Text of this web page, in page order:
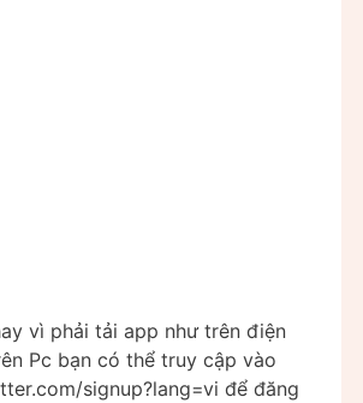
vì phải tải app như trên điện
Pc bạn có thể truy cập vào
signup?lang=vi để đăng